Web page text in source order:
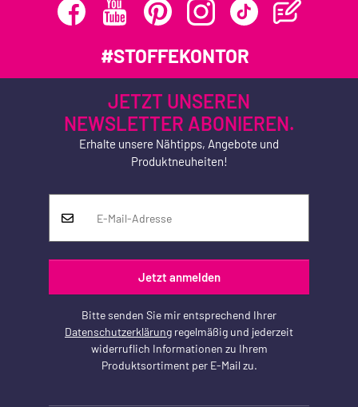
#STOFFEKONTOR
JETZT UNSEREN
NEWSLETTER ABONIEREN.
Erhalte unsere Nähtipps, Angebote und
Produktneuheiten!
Jetzt anmelden
Bitte senden Sie mir entsprechend Ihrer
Datenschutzerklärung regelmäßig und jederzeit
widerruflich Informationen zu Ihrem
Produktsortiment per E-Mail zu.